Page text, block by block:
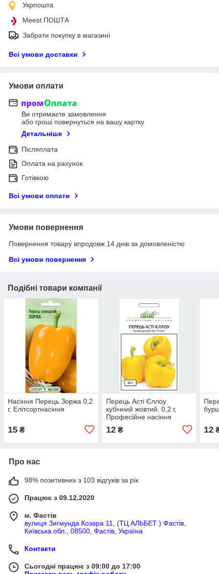
Укрпошта
Meest ПОШТА
Забрати покупку в магазині
Всі умови доставки
Умови оплати
Ви отримаєте замовлення
або гроші повернуться на вашу картку
Детальніше
Післяплата
Оплата на рахунок
Готівкою
Всі умови оплати
Умови повернення
Повернення товару впродовж 14 днів за домовленістю
Всі умови повернення
Подібні товари компанії
Насіння Перець Зоржа 0,2
г, Елітсортнасіння
15 ₴
Перець Асті Єллоу
кубічний жовтий, 0,2 г,
Професійне насіння
12₴ 12
Про нас
98% позитивних з 103 відгуків за рік
Працює з 09.12.2020
м. Фастів
вулиця Зигмунда Козара 11, (ТЦ АЛЬБЕТ ) Фастів,
Київська обл., 08500, Фастів, Україна
Контакти
Сьогодні працює з 09:00 до 17:00